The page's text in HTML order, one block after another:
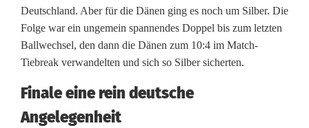
Deutschland. Aber für die Dänen ging es noch um Silber. Die
Folge war ein ungemein spannendes Doppel bis zum letzten
Ballwechsel, den dann die Dänen zum 10:4 im Match-
Tiebreak verwandelten und sich so Silber sicherten.
Finale eine rein deutsche
Angelegenheit